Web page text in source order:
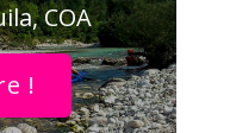
COA
!